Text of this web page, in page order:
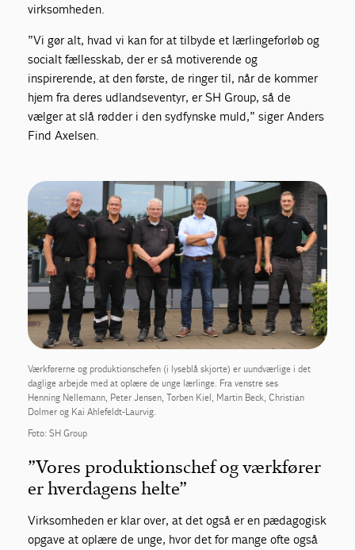
virksomheden.
”Vi gør alt, hvad vi kan for at tilbyde et lærlingeforløb og
socialt fællesskab, der er så motiverende og
inspirerende, at den første, de ringer til, når de kommer
hjem fra deres udlandseventyr, er SH Group, så de
vælger at slå rødder i den sydfynske muld,” siger Anders
Find Axelsen.
Værkførerne og produktionschefen (i lyseblå skjorte) er uundværlige i det
daglige arbejde med at oplære de unge lærlinge. Fra venstre ses
Henning Nellemann, Peter Jensen, Torben Kiel, Martin Beck, Christian
Dolmer og Kai Ahlefeldt-Laurvig.
Foto: SH Group
”Vores produktionschef og værkfører
er hverdagens helte”
Virksomheden er klar over, at det også er en pædagogisk
opgave at oplære de unge, hvor det for mange ofte også